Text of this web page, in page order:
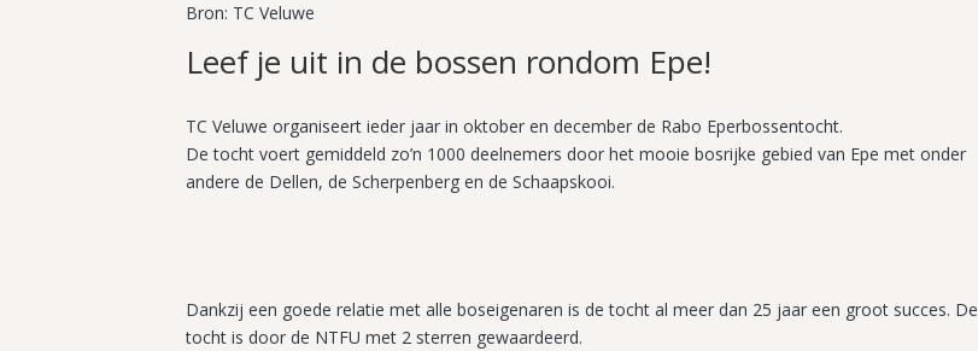
Bron: TC Veluwe
Leef je uit in de bossen rondom Epe!
TC Veluwe organiseert ieder jaar in oktober en december de Rabo Eperbossentocht.
De tocht voert gemiddeld zo’n 1000 deelnemers door het mooie bosrijke gebied van Epe met onder
andere de Dellen, de Scherpenberg en de Schaapskooi.
Dankzij een goede relatie met alle boseigenaren is de tocht al meer dan 25 jaar een groot succes. De
tocht is door de NTFU met 2 sterren gewaardeerd.